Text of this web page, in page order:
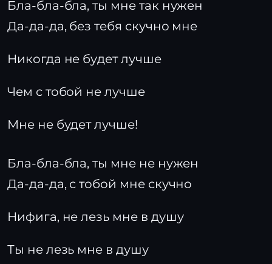
Бла-бла-бла, ты мне так нужен
Да-да-да, без тебя скучно мне
Никогда не будет лучше
Чем с тобой не лучше
Мне не будет лучше!
Бла-бла-бла, ты мне не нужен
Да-да-да, с тобой мне скучно
Нифига, не лезь мне в душу
Ты не лезь мне в душу